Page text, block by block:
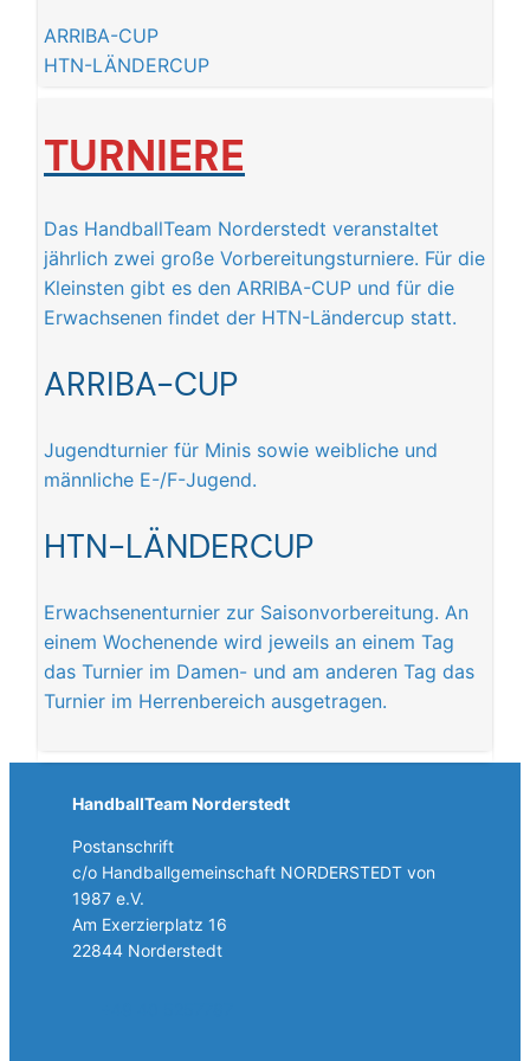
ARRIBA-CUP
HTN-LÄNDERCUP
TURNIERE
Das HandballTeam Norderstedt veranstaltet
jährlich zwei große Vorbereitungsturniere. Für die
Kleinsten gibt es den ARRIBA-CUP und für die
Erwachsenen findet der HTN-Ländercup statt.
ARRIBA-CUP
Jugendturnier für Minis sowie weibliche und
männliche E-/F-Jugend.
HTN-LÄNDERCUP
Erwachsenenturnier zur Saisonvorbereitung. An
einem Wochenende wird jeweils an einem Tag
das Turnier im Damen- und am anderen Tag das
Turnier im Herrenbereich ausgetragen.
HandballTeam Norderstedt
Postanschrift
c/o Handballgemeinschaft NORDERSTEDT von
1987 e.V.
Am Exerzierplatz 16
22844 Norderstedt